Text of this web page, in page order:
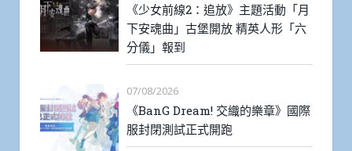
《少女前線2：追放》主題活動「月
下安魂曲」古堡開放 精英人形「六
分儀」報到
07/08/2026
《BanG Dream! 交織的樂章》國際
服封閉測試正式開跑